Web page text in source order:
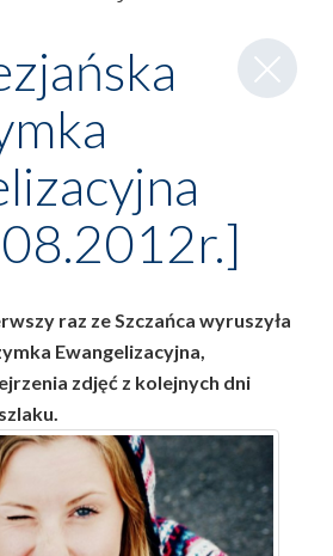
Zamknij
wpis
raz ze Szczańca wyruszyła
Ewangelizacyjna,
zdjęć z kolejnych dni